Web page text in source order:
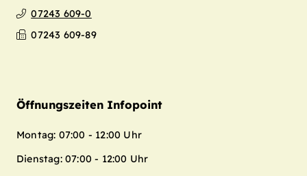
07243 609-0
07243 609-89
Öffnungszeiten Infopoint
Montag: 07:00 - 12:00 Uhr
Dienstag: 07:00 - 12:00 Uhr